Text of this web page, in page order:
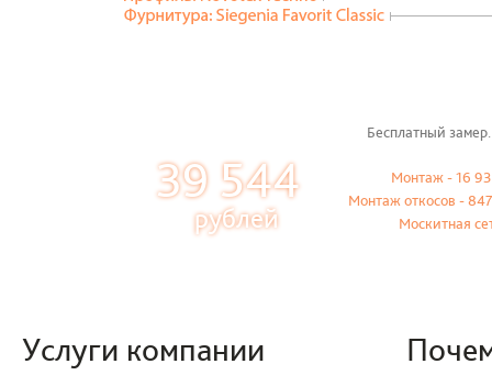
Бесплатный
39 544
рублей
Монтаж - 16
Монтаж откосов -
Москитная
Услуги компании